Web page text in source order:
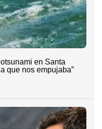
en Santa
que nos empujaba”